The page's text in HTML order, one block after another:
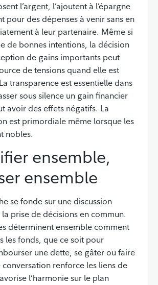
l’argent, l’ajoutent à l’épargne
pour des dépenses à venir sans en
à leur partenaire. Même si
de bonnes intentions, la décision
de gains importants peut
de tensions quand elle est
transparence est essentielle dans
sous silence un gain financier
avoir des effets négatifs. La
est primordiale même lorsque les
nobles.
ensemble,
ensemble
se fonde sur une discussion
prise de décisions en commun.
déterminent ensemble comment
les fonds, que ce soit pour
une dette, se gâter ou faire
renforce les liens de
l’harmonie sur le plan